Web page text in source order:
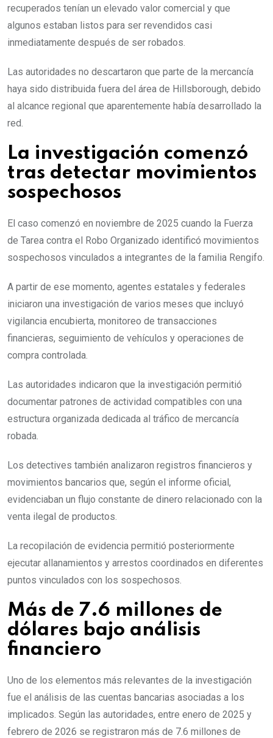
recuperados tenían un elevado valor comercial y que
algunos estaban listos para ser revendidos casi
inmediatamente después de ser robados.
Las autoridades no descartaron que parte de la mercancía
haya sido distribuida fuera del área de Hillsborough, debido
al alcance regional que aparentemente había desarrollado la
red.
La investigación comenzó
tras detectar movimientos
sospechosos
El caso comenzó en noviembre de 2025 cuando la Fuerza
de Tarea contra el Robo Organizado identificó movimientos
sospechosos vinculados a integrantes de la familia Rengifo.
A partir de ese momento, agentes estatales y federales
iniciaron una investigación de varios meses que incluyó
vigilancia encubierta, monitoreo de transacciones
financieras, seguimiento de vehículos y operaciones de
compra controlada.
Las autoridades indicaron que la investigación permitió
documentar patrones de actividad compatibles con una
estructura organizada dedicada al tráfico de mercancía
robada.
Los detectives también analizaron registros financieros y
movimientos bancarios que, según el informe oficial,
evidenciaban un flujo constante de dinero relacionado con la
venta ilegal de productos.
La recopilación de evidencia permitió posteriormente
ejecutar allanamientos y arrestos coordinados en diferentes
puntos vinculados con los sospechosos.
Más de 7.6 millones de
dólares bajo análisis
financiero
Uno de los elementos más relevantes de la investigación
fue el análisis de las cuentas bancarias asociadas a los
implicados. Según las autoridades, entre enero de 2025 y
febrero de 2026 se registraron más de 7.6 millones de